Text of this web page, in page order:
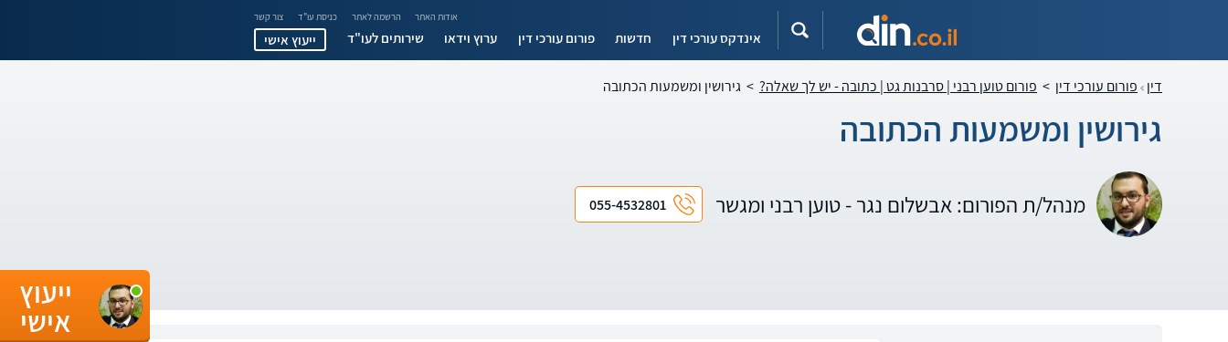
אודות האתר הרשמה לאתר כניסת עו"ד צור קשר
אינדקס עורכי דין חדשות פורום עורכי דין ערוץ וידאו שירותים לעו"ד ייעוץ אישי
דין פורום עורכי דין > פורום טוען רבני | סרבנות גט | כתובה - יש לך שאלה? > גירושין ומשמעות הכתובה
גירושין ומשמעות הכתובה
מנהל/ת הפורום: אבשלום נגר - טוען רבני ומגשר 055-4532801
ייעוץ
אישי